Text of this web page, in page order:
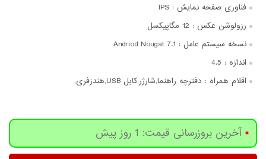
فناوری صفحه‌ نمایش : IPS
رزولوشن عکس : 12 مگاپیکسل
نسخه سیستم عامل : Andriod Nougat 7.1
اندازه : 4.5
اقلام همراه : دفترچه‌ راهنما,شارژر,کابل USB,هندزفری,
آخرین بروزرسانی قیمت: 1 روز پیش